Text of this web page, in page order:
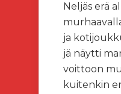
Neljäs erä
ja
jä näytti
voittoon
kuitenkin